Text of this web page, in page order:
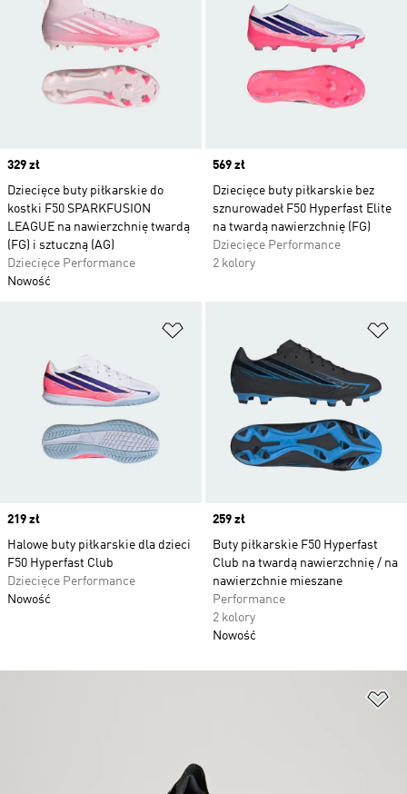
Price
329 zł
Dziecięce buty piłkarskie do
kostki F50 SPARKFUSION
LEAGUE na nawierzchnię twardą
(FG) i sztuczną (AG)
Dziecięce Performance
Nowość
Price
569 zł
Dziecięce buty piłkarskie bez
sznurowadeł F50 Hyperfast Elite
na twardą nawierzchnię (FG)
Dziecięce Performance
2 kolory
Price
219 zł
Halowe buty piłkarskie dla dzieci
F50 Hyperfast Club
Dziecięce Performance
Nowość
Price
259 zł
Buty piłkarskie F50 Hyperfast
Club na twardą nawierzchnię / na
nawierzchnie mieszane
Performance
2 kolory
Nowość